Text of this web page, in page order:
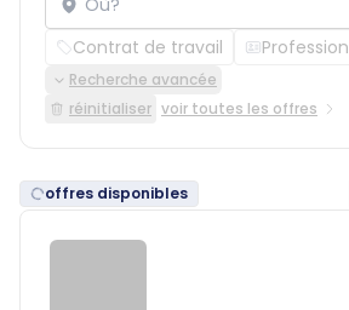
Contrat de travail Profession
Recherche avancée
réinitialiser voir toutes les offres
offres disponibles